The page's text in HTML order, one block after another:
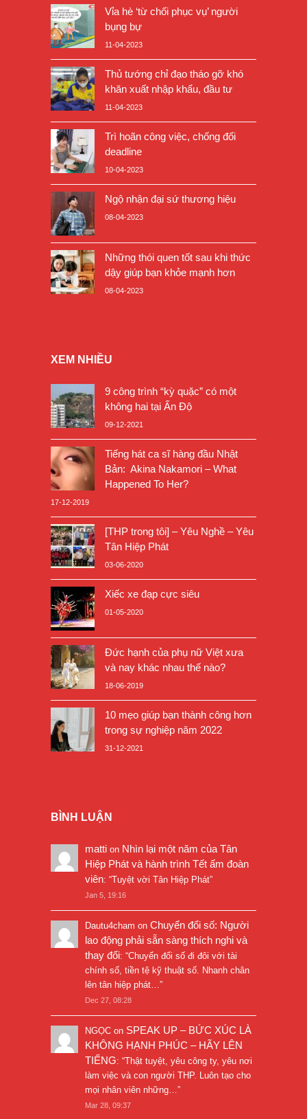
Vỉa hè ‘từ chối phục vụ’ người
bụng bự
11-04-2023
Thủ tướng chỉ đạo tháo gỡ khó
khăn xuất nhập khẩu, đầu tư
11-04-2023
Trì hoãn công việc, chống đối
deadline
10-04-2023
Ngộ nhận đại sứ thương hiệu
08-04-2023
Những thói quen tốt sau khi thức
dậy giúp bạn khỏe mạnh hơn
08-04-2023
XEM NHIỀU
9 công trình “kỳ quặc” có một
không hai tại Ấn Độ
09-12-2021
Tiếng hát ca sĩ hàng đầu Nhật
Bản: Akina Nakamori – What
Happened To Her?
17-12-2019
[THP trong tôi] – Yêu Nghề – Yêu
Tân Hiệp Phát
03-06-2020
Xiếc xe đạp cực siêu
01-05-2020
Đức hạnh của phụ nữ Việt xưa
và nay khác nhau thế nào?
18-06-2019
10 mẹo giúp bạn thành công hơn
trong sự nghiệp năm 2022
31-12-2021
BÌNH LUẬN
matti on Nhìn lại một năm của Tân
Hiệp Phát và hành trình Tết ấm đoàn
viên: “Tuyệt vời Tân Hiệp Phát”
Jan 5, 19:16
Dautu4cham on Chuyển đổi số: Người
lao động phải sẵn sàng thích nghi và
thay đổi: “Chuyển đổi số đi đôi với tài
chính số, tiền tệ kỹ thuật số. Nhanh chân
lên tân hiệp phát… ”
Dec 27, 08:28
NGỌC on SPEAK UP – BỨC XÚC LÀ
KHÔNG HẠNH PHÚC – HÃY LÊN
TIẾNG: “Thật tuyệt, yêu công ty, yêu nơi
làm việc và con người THP. Luôn tạo cho
mọi nhân viên những… ”
Mar 28, 09:37